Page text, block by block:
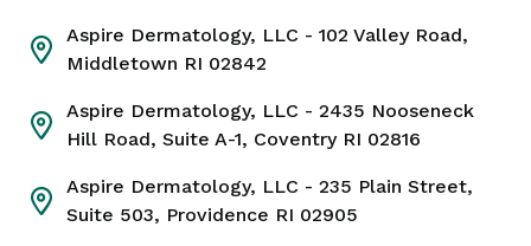
Cómo llegar
Alden Court
Teléfono
Aspire Dermatology, LLC - 102 Valley Road,
Middletown RI 02842
Aspire Dermatology, LLC - 2435 Nooseneck
Hill Road, Suite A-1, Coventry RI 02816
Aspire Dermatology, LLC - 235 Plain Street,
Suite 503, Providence RI 02905